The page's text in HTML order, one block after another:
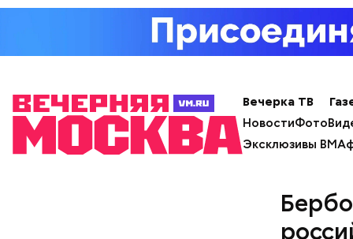
Вечерка ТВ
НовостиФото
Эксклюзивы ВМ
Особенно
Если вы
зрения
экологии